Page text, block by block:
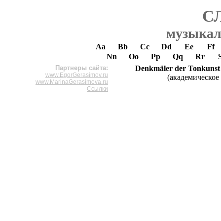
Aa Bb Cc Dd Ee
Ff
Nn
Oo Pp Qq Rr
Партнеры сайта:
www.EgorGerasimov.ru
www.MarinaGerasimova.ru
Ссылки
Denkmäler der Tonkunst